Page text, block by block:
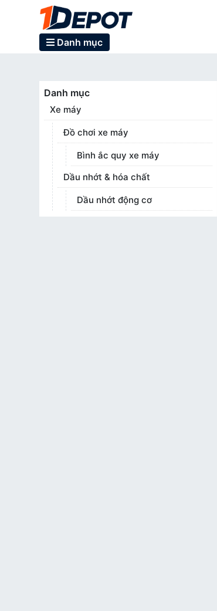
Danh mục
Danh mục
Xe máy
Đồ chơi xe máy
Bình ắc quy xe máy
Dầu nhớt & hóa chất
Dầu nhớt động cơ